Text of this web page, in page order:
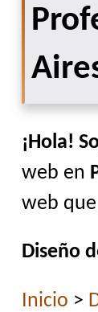
¡Hola!
web en
web
Diseño
Inicio >